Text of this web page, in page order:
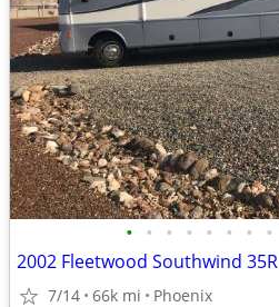
• • • • • • • •
2002 Fleetwood Southwind 35R
7/14 66k mi Phoenix